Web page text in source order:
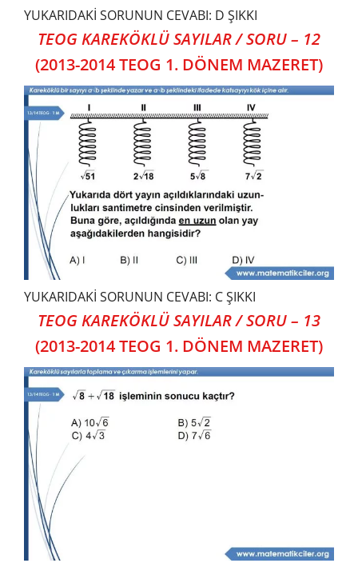
YUKARIDAKİ SORUNUN CEVABI: D ŞIKKI
TEOG KAREKÖKLÜ SAYILAR / SORU – 12
(2013-2014 TEOG 1. DÖNEM MAZERET)
YUKARIDAKİ SORUNUN CEVABI: C ŞIKKI
TEOG KAREKÖKLÜ SAYILAR / SORU – 13
(2013-2014 TEOG 1. DÖNEM MAZERET)